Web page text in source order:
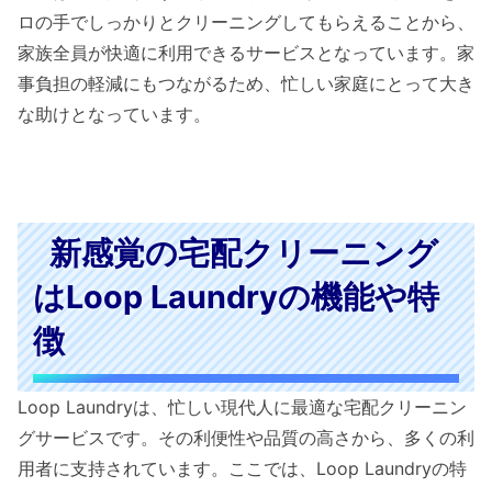
ロの手でしっかりとクリーニングしてもらえることから、
家族全員が快適に利用できるサービスとなっています。家
事負担の軽減にもつながるため、忙しい家庭にとって大き
な助けとなっています。
新感覚の宅配クリーニング
はLoop Laundryの機能や特
徴
Loop Laundryは、忙しい現代人に最適な宅配クリーニン
グサービスです。その利便性や品質の高さから、多くの利
用者に支持されています。ここでは、Loop Laundryの特